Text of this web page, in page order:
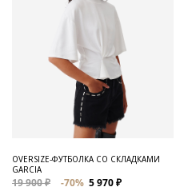
OVERSIZE-ФУТБОЛКА СО СКЛАДКАМИ
GARCIA
19 900 ₽ -70% 5 970 ₽